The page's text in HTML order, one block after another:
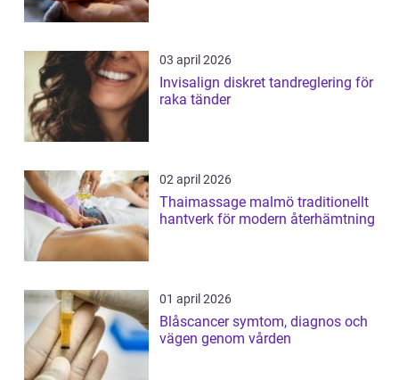
03 april 2026
Invisalign diskret tandreglering för
raka tänder
02 april 2026
Thaimassage malmö traditionellt
hantverk för modern återhämtning
01 april 2026
Blåscancer symtom, diagnos och
vägen genom vården